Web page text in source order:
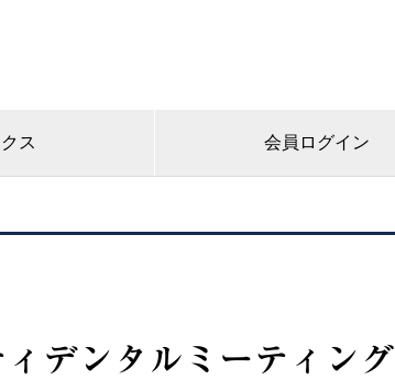
ス 会員ログイン
デンタルミーティング